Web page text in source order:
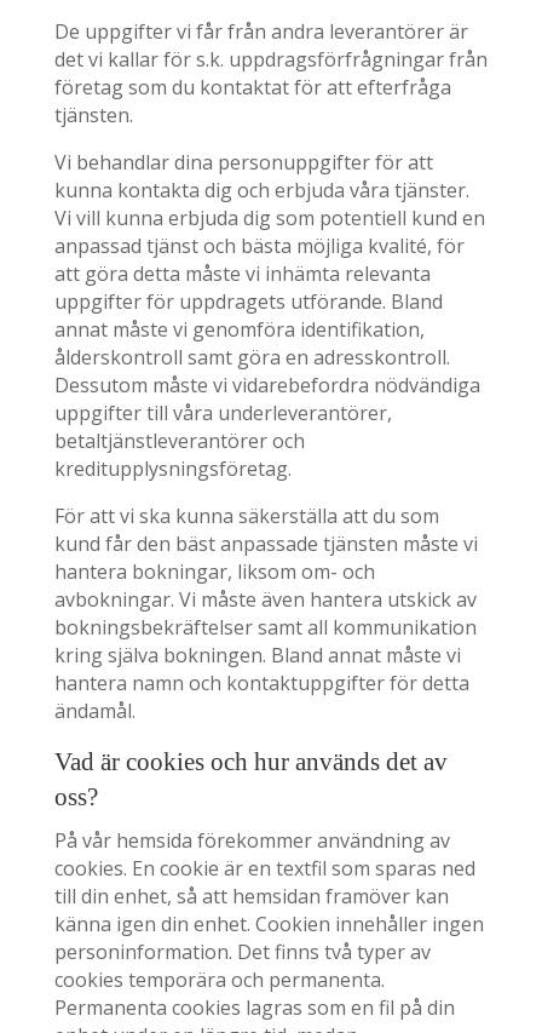
De uppgifter vi får från andra leverantörer är
det vi kallar för s.k. uppdragsförfrågningar från
företag som du kontaktat för att efterfråga
tjänsten.
Vi behandlar dina personuppgifter för att
kunna kontakta dig och erbjuda våra tjänster.
Vi vill kunna erbjuda dig som potentiell kund en
anpassad tjänst och bästa möjliga kvalité, för
att göra detta måste vi inhämta relevanta
uppgifter för uppdragets utförande. Bland
annat måste vi genomföra identifikation,
ålderskontroll samt göra en adresskontroll.
Dessutom måste vi vidarebefordra nödvändiga
uppgifter till våra underleverantörer,
betaltjänstleverantörer och
kreditupplysningsföretag.
För att vi ska kunna säkerställa att du som
kund får den bäst anpassade tjänsten måste vi
hantera bokningar, liksom om- och
avbokningar. Vi måste även hantera utskick av
bokningsbekräftelser samt all kommunikation
kring själva bokningen. Bland annat måste vi
hantera namn och kontaktuppgifter för detta
ändamål.
Vad är cookies och hur används det av
oss?
På vår hemsida förekommer användning av
cookies. En cookie är en textfil som sparas ned
till din enhet, så att hemsidan framöver kan
känna igen din enhet. Cookien innehåller ingen
personinformation. Det finns två typer av
cookies temporära och permanenta.
Permanenta cookies lagras som en fil på din